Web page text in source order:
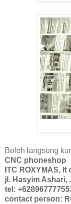
Boleh langsung
CNC phoneshop
ITC ROXYMAS, lt
jl. Hasyim Ashari,
tel:
contact person: